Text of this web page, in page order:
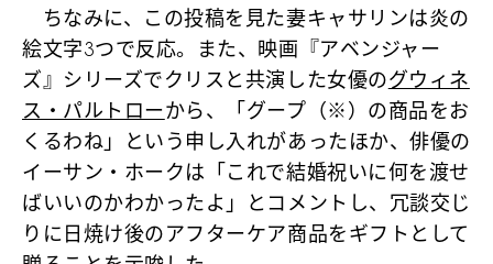
ちなみに、この投稿を見た妻キャサリンは炎の
絵文字3つで反応。また、映画『アベンジャー
ズ』シリーズでクリスと共演した女優のグウィネ
ス・パルトローから、「グープ（※）の商品をお
くるわね」という申し入れがあったほか、俳優の
イーサン・ホークは「これで結婚祝いに何を渡せ
ばいいのかわかったよ」とコメントし、冗談交じ
りに日焼け後のアフターケア商品をギフトとして